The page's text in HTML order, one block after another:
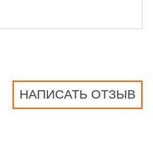
НАПИСАТЬ ОТЗЫВ